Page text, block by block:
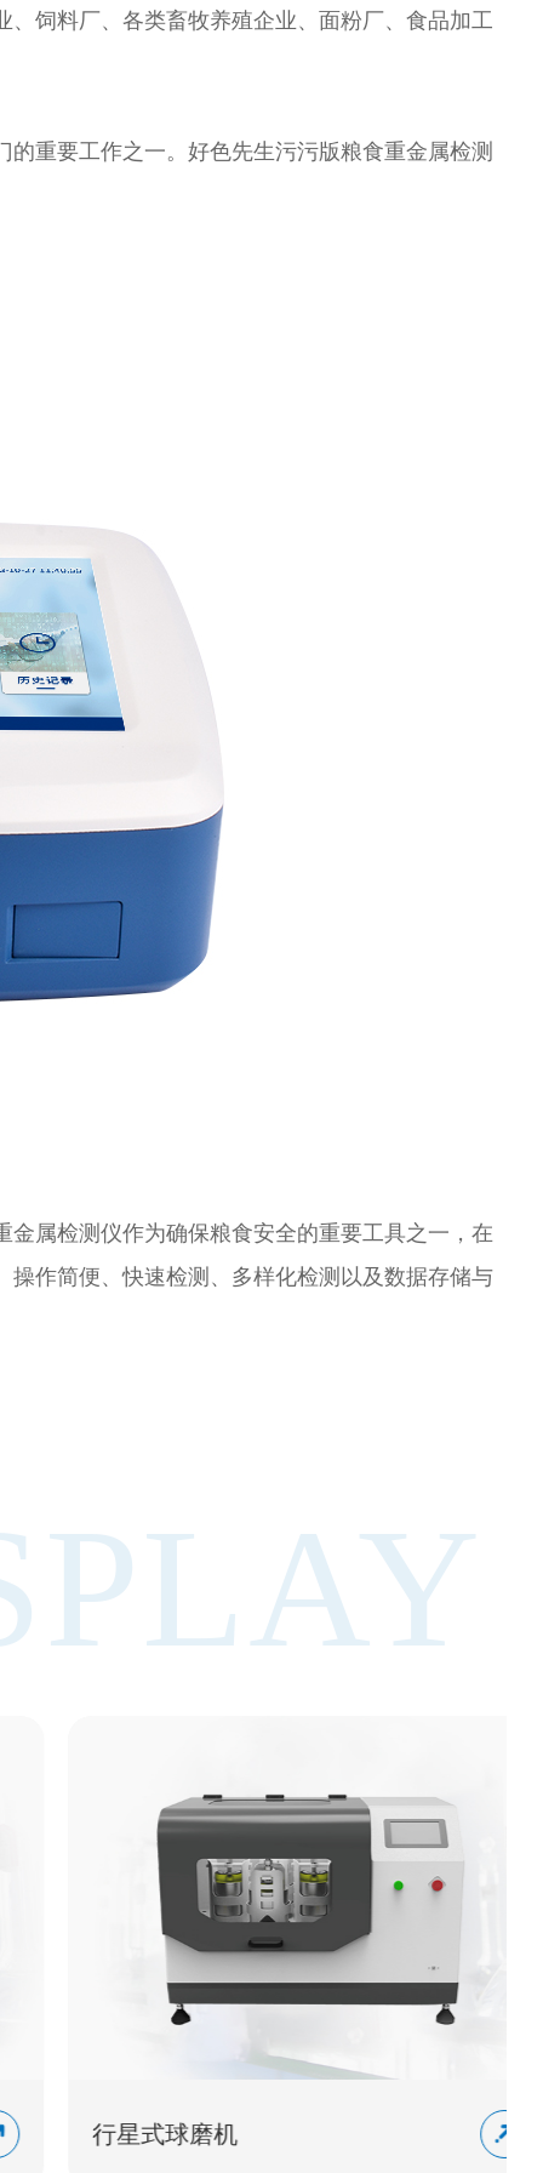
厂、各类畜牧养殖企业、面粉厂、食品加工
要工作之一。好色先生污污版粮食重金属检测
属检测仪作为确保粮食安全的重要工具之一，在
简便、快速检测、多样化检测以及数据存储与
星式球磨机 好